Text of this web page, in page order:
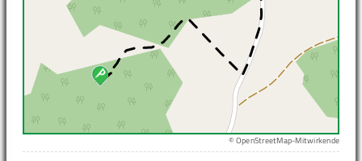
© OpenStreetMap-Mitwirkende